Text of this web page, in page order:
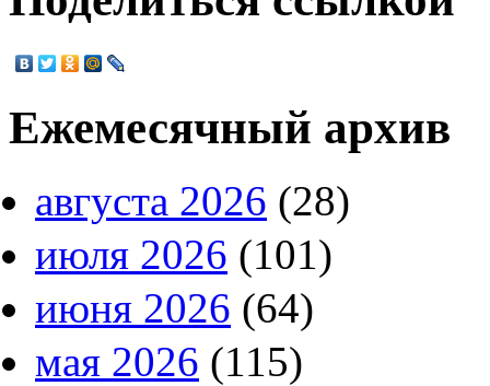
Ежемесячный архив
августа 2026 (28)
июля 2026 (101)
июня 2026 (64)
мая 2026 (115)